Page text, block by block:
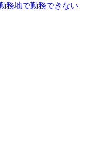
務地で勤務できない